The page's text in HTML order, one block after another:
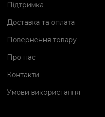
Підтримка
Доставка та оплата
Повернення товару
Про нас
Контакти
Умови використання